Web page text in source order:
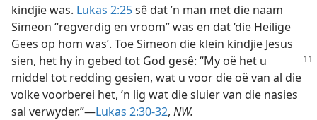
kindjie was. Lukas 2:25sê dat ’n man met die naam
Simeon “regverdig en vroom” was en dat ‘die Heilige
Gees op hom was’. Toe Simeon die klein kindjie Jesus
sien, het hy in gebed tot God gesê: “My oë het u
middel tot redding gesien, wat u voor die oë van al die
volke voorberei het, ’n lig wat die sluier van die nasies
sal verwyder.”—Lukas 2:30-32, NW.